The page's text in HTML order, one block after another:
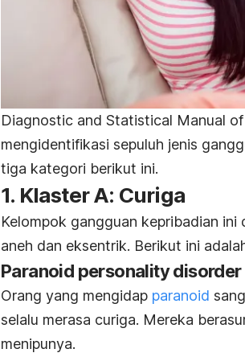
Diagnostic and Statistical Manual
mengidentifikasi sepuluh jenis
tiga kategori berikut ini.
1. Klaster A: Curiga
Kelompok gangguan kepribadian
aneh dan eksentrik. Berikut ini
Paranoid personality disorder
Orang yang mengidap paranoid
selalu merasa curiga. Mereka
menipunya.